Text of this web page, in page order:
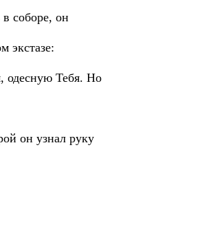
соборе, он
экстазе:
одесную Тебя. Но
он узнал руку